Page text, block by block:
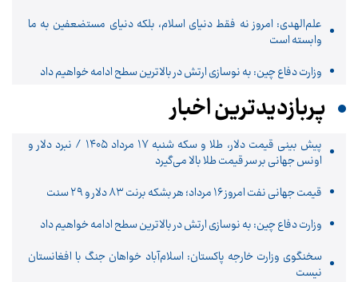
علم‌الهدی: امروز نه فقط دنیای اسلام، بلکه دنیای مستضعفین به ما
وابسته است
وزارت دفاع چین: به نوسازی ارتش در بالاترین سطح ادامه خواهیم داد
پربازدیدترین اخبار
پیش ‌بینی قیمت دلار، طلا و سکه شنبه ۱۷ مرداد ۱۴۰۵ / نبرد دلار و
اونس جهانی بر سر قیمت طلا بالا می‌گیرد
قیمت جهانی نفت امروز ۱۶ مرداد؛ هر بشکه برنت ۸۳ دلار و ۲۹ سنت
وزارت دفاع چین: به نوسازی ارتش در بالاترین سطح ادامه خواهیم داد
سخنگوی وزارت خارجه پاکستان: اسلام‌آباد خواهان جنگ با افغانستان
نیست